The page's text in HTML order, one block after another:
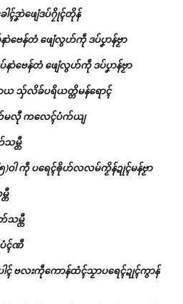
ၚ်ဒၞာဲဖျေံဒပ်ဂၠိုၚ်တိုန်
ဗေန်တံ ဖျေံလွဟ်ကဵု ဒပ်ပၞာန်ဗၟာ
ာဲဗေန်တံ ဖျေံလွဟ်ကဵု ဒပ်ပၞာန်ဗၟာ
သှ်လိခ်ပရိယတ္တိမန်ရောၚ်
မလီု ကလေၚ်ပံက်ယျ
မ္တီ
)ဝါ ကဵု ပရေၚ်ၜိုဟ်လလမ်ကၟိန်ဍုၚ်မန်ဗၟာ
မ္တီ
ပံၚ်ဏီ
ဗလးကဵုကောန်ထံၚ်သၟာပရေၚ်ဍုၚ်ကွာန်